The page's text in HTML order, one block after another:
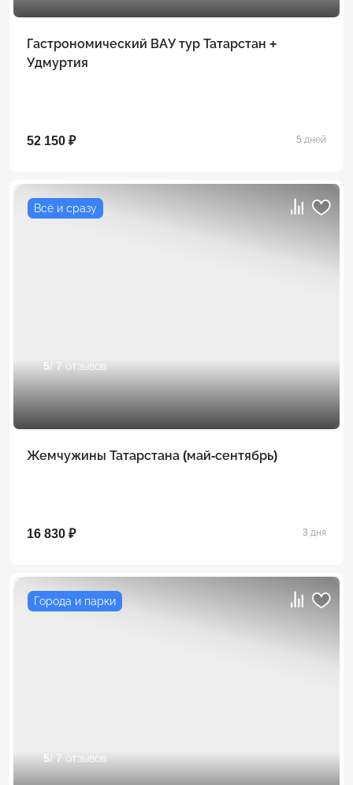
Гастрономический ВАУ тур Татарстан +
Удмуртия
52 150 ₽ 5 дней
Всё и сразу
5/ 7 отзывов
Жемчужины Татарстана (май-сентябрь)
16 830 ₽ 3 дня
Города и парки
5/ 7 отзывов